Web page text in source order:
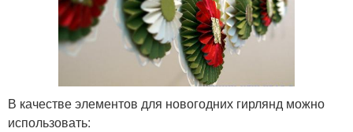
В качестве элементов для новогодних гирлянд можно
использовать: